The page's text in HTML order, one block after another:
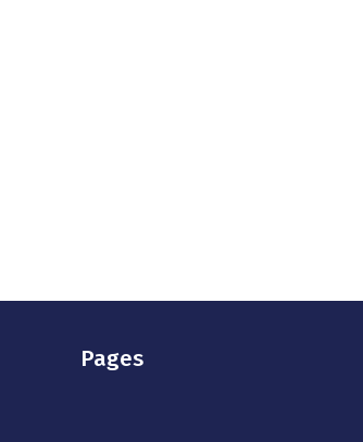
Pages